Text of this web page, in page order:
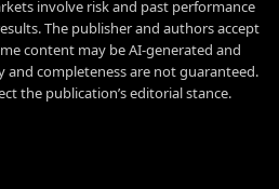
involve risk and past performance
The publisher and authors accept
content may be AI-generated and
and completeness are not guaranteed.
the publication’s editorial stance.